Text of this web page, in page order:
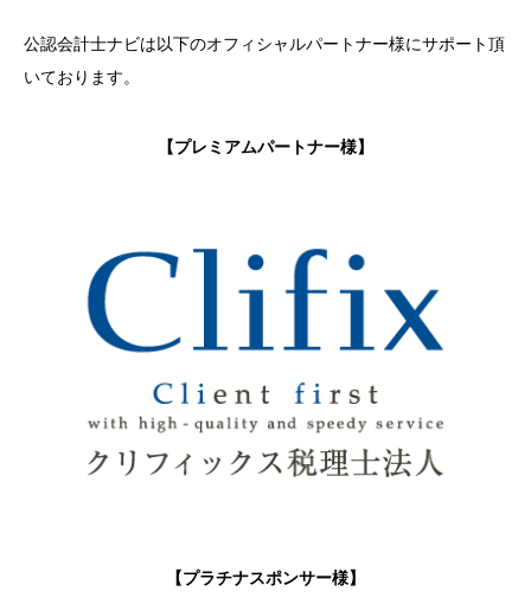
公認会計士ナビは以下のオフィシャルパートナー様にサポート頂
いております。
【プレミアムパートナー様】
【プラチナスポンサー様】